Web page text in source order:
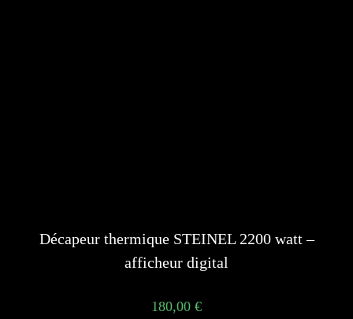
Décapeur thermique STEINEL 2200 watt –
afficheur digital
180,00 €